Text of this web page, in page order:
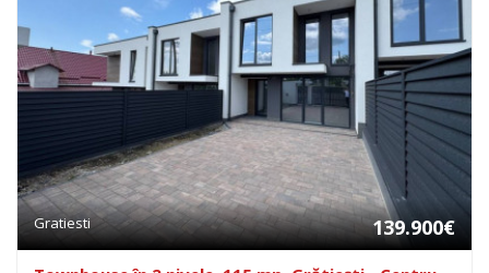
Gratiesti 139.900€